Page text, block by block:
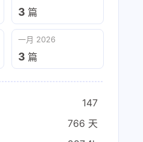
3 篇
一月 2026
3 篇
147
766 天